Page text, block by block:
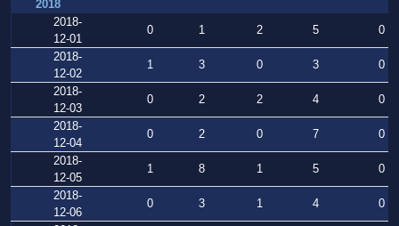
2018
2018-
12-01
0 1 2 5
0
2018-
12-02
1 3 0 3
0
2018-
12-03
0 2 2 4
0
2018-
12-04
0 2 0 7
0
2018-
12-05
1 8 1 5
0
2018-
12-06
0 3 1 4
0